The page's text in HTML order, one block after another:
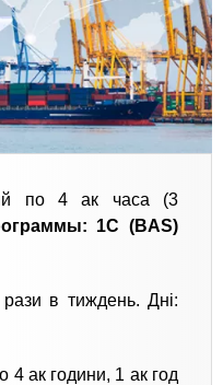
по 4 ак часа (3
1С (BAS)
в тиждень. Дні:
4 ак години, 1 ак год